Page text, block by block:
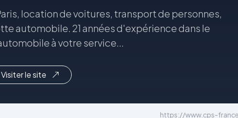
location de voitures, transport de personnes,
automobile. 21 années d'expérience dans le
à votre service...
Visiter le site
https://www.cps-